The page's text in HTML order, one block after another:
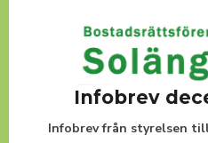
Infobrev
Infobrev från styrelsen